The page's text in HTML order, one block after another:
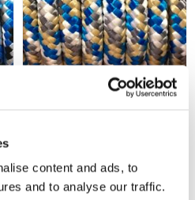
content and ads, to
and to analyse our traffic.
Lägg till i favoriter
PPM 8 mm. rund
Köp